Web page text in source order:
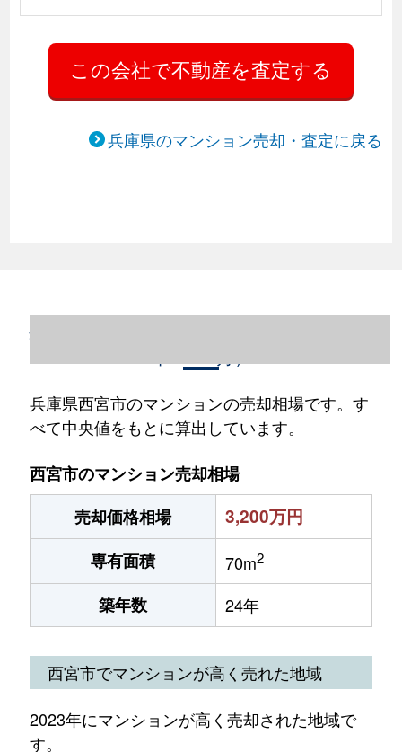
兵庫県のマンション売却・査定に戻る
兵庫県西宮市のマンション売却情報（2023
兵庫県西宮市のマンションの売却相場です。す
べて中央値をもとに算出しています。
西宮市のマンション売却相場
売却価格相場
3,200万円
専有面積 70m2
築年数 24年
西宮市でマンションが高く売れた地域
2023年にマンションが高く売却された地域で
す。